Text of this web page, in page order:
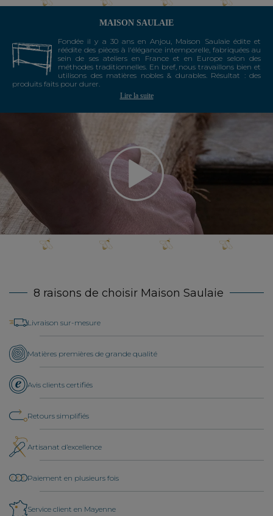
MAISON SAULAIE
Fondée il y a 30 ans en Anjou, Maison Saulaie édite et
réédite des pièces à l'élégance intemporelle, fabriquées au
sein de ses ateliers en France et en Europe selon des
méthodes traditionnelles. En bref, nous travaillons bien et
utilisons des matières nobles & durables. Résultat : des
produits faits pour durer.
Lire la suite
8 raisons de choisir Maison Saulaie
Livraison sur-mesure
Matières premières de grande qualité
Avis clients certifiés
Retours simplifiés
Artisanat d’excellence
Paiement en plusieurs fois
Service client en Mayenne